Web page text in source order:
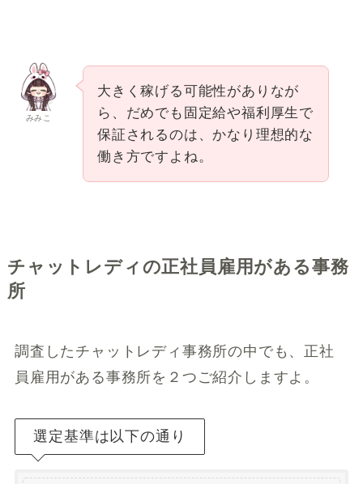
みみこ
大きく稼げる可能性がありなが
ら、だめでも固定給や福利厚生で
保証されるのは、かなり理想的な
働き方ですよね。
チャットレディの正社員雇用がある事務
所
調査したチャットレディ事務所の中でも、正社
員雇用がある事務所を２つご紹介しますよ。
選定基準は以下の通り